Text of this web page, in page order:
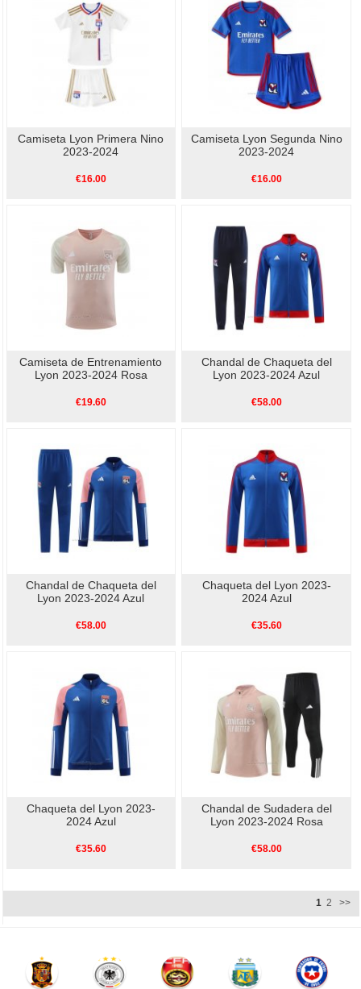
Camiseta Lyon Primera Nino
2023-2024
€16.00
Camiseta Lyon Segunda Nino
2023-2024
€16.00
Camiseta de Entrenamiento
Lyon 2023-2024 Rosa
€19.60
Chandal de Chaqueta del
Lyon 2023-2024 Azul
€58.00
Chandal de Chaqueta del
Lyon 2023-2024 Azul
€58.00
Chaqueta del Lyon 2023-
2024 Azul
€35.60
Chaqueta del Lyon 2023-
2024 Azul
€35.60
Chandal de Sudadera del
Lyon 2023-2024 Rosa
€58.00
1 2 >>